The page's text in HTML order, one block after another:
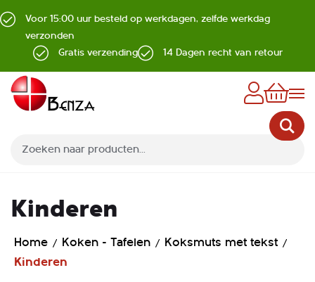
Voor 15:00 uur besteld op werkdagen, zelfde werkdag
verzonden
Gratis verzending
14 Dagen recht van retour
Kinderen
Home Koken - Tafelen Koksmuts met tekst
Kinderen